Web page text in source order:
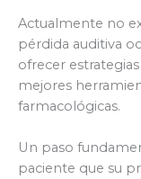
Actualmente no
pérdida auditiva
ofrecer
mejores
farmacológicas.
Un paso
paciente que su